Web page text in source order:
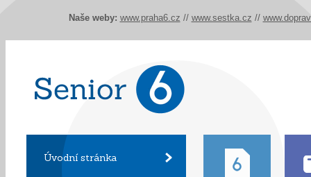
Úvodní stránka
Naše weby: www.praha6.cz // www.sestka.cz //